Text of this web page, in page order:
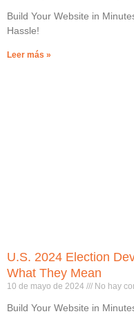
Build Your Website in
Hassle!
Leer más »
U.S. 2024 Election
What They Mean
10 de mayo de 2024 No hay
Build Your Website in